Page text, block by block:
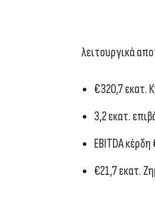
λειτουργικά
€320,7 εκατ.
3,2 εκατ.
EBITDA
€21,7 εκατ.